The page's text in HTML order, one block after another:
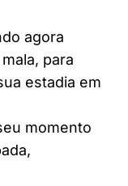
agora
para
estadia em
momento